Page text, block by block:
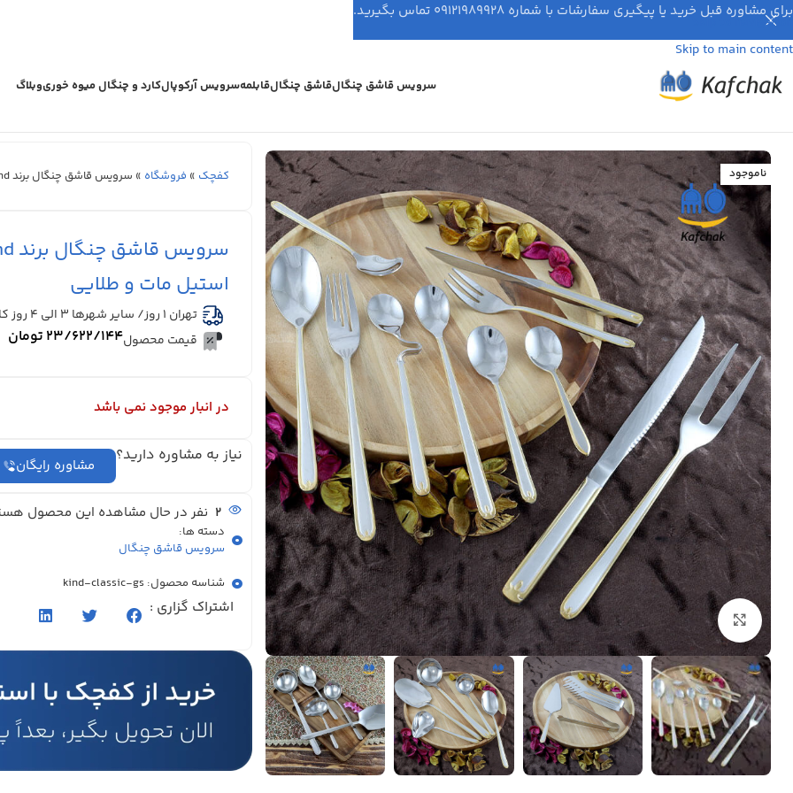
Skip to navigation
Skip to main content
سرویس قاشق چنگالقاشق چنگالقابلمهسرویس آرکوپالکارد و چنگال میوه خوریوبلاگ
ناموجود
بزرگنمایی تصویر
کفچک » فروشگاه » سرویس قاشق چنگال برند Kind – مدل کلاسیک جی اس – استیل مات و طلایی
استیل مات و طلایی
تهران 1 روز/ سایر شهرها ۳ الی ۴ روز کاری
قیمت محصول۲۳/۶۲۲/۱۴۴ تومان
در انبار موجود نمی باشد
نیاز به مشاوره دارید؟ مشاوره رایگان
2 نفر در حال مشاهده این محصول
دسته ها:
سرویس قاشق چنگال
شناسه محصول: kind-classic-gs
اشتراک گزاری :
برای مشاوره قبل خرید یا پیگیری سفارشات با شماره ۰۹۱۲۱۹۸۹۹۲۸ تماس بگیرید.